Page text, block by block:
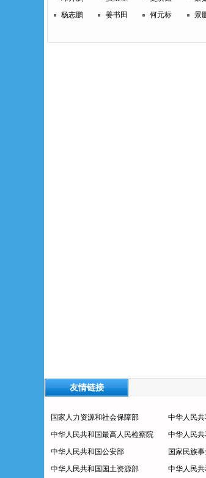
杨志鹏
姜书田 何元标 景
友情链接
国家人力资源和社会保障部 中华人民
中华人民共和国最高人民检察院
中华人民
中华人民共和国公安部
国家民族
中华人民共和国国土资源部
中华人民